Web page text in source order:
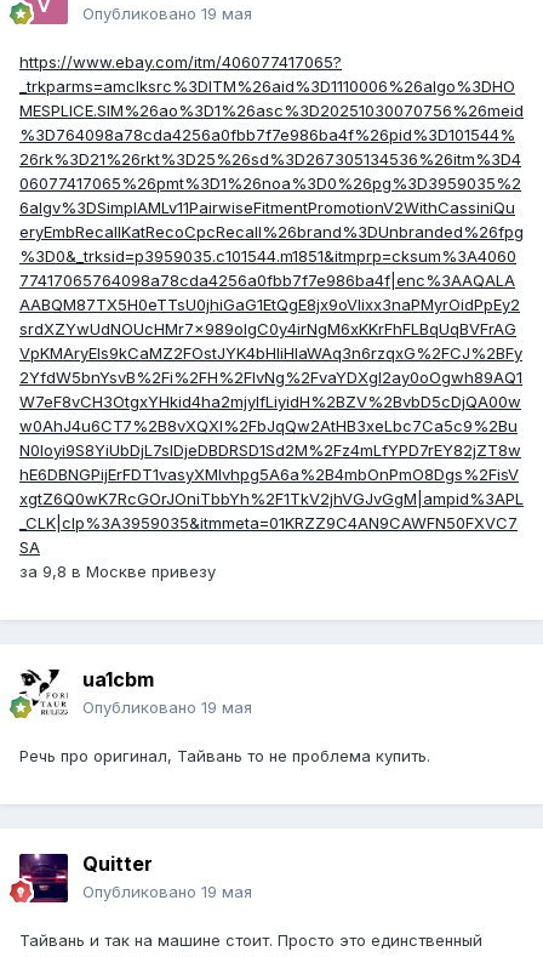
Опубликовано 19 мая
https://www.ebay.com/itm/406077417065?
_trkparms=amclksrc%3DITM%26aid%3D1110006%26algo%3DHO
MESPLICE.SIM%26ao%3D1%26asc%3D20251030070756%26meid
%3D764098a78cda4256a0fbb7f7e986ba4f%26pid%3D101544%
26rk%3D21%26rkt%3D25%26sd%3D267305134536%26itm%3D4
06077417065%26pmt%3D1%26noa%3D0%26pg%3D3959035%2
6algv%3DSimplAMLv11PairwiseFitmentPromotionV2WithCassiniQu
eryEmbRecallKatRecoCpcRecall%26brand%3DUnbranded%26fpg
%3D0&_trksid=p3959035.c101544.m1851&itmprp=cksum%3A4060
77417065764098a78cda4256a0fbb7f7e986ba4f|enc%3AAQALA
AABQM87TX5H0eTTsU0jhiGaG1EtQgE8jx9oVlixx3naPMyrOidPpEy2
srdXZYwUdNOUcHMr7x989oIgC0y4irNgM6xKKrFhFLBqUqBVFrAG
VpKMAryEls9kCaMZ2FOstJYK4bHIiHlaWAq3n6rzqxG%2FCJ%2BFy
2YfdW5bnYsvB%2Fi%2FH%2FIvNg%2FvaYDXgl2ay0oOgwh89AQ1
W7eF8vCH3OtgxYHkid4ha2mjyIfLiyidH%2BZV%2BvbD5cDjQA00w
w0AhJ4u6CT7%2B8vXQXl%2FbJqQw2AtHB3xeLbc7Ca5c9%2Bu
N0Ioyi9S8YiUbDjL7slDjeDBDRSD1Sd2M%2Fz4mLfYPD7rEY82jZT8w
hE6DBNGPijErFDT1vasyXMlvhpg5A6a%2B4mbOnPmO8Dgs%2FisV
xgtZ6Q0wK7RcGOrJOniTbbYh%2F1TkV2jhVGJvGgM|ampid%3APL
_CLK|clp%3A3959035&itmmeta=01KRZZ9C4AN9CAWFN50FXVC7
SA
за 9,8 в Москве привезу
ua1cbm
Опубликовано 19 мая
Речь про оригинал, Тайвань то не проблема купить.
Quitter
Опубликовано 19 мая
Тайвань и так на машине стоит. Просто это единственный